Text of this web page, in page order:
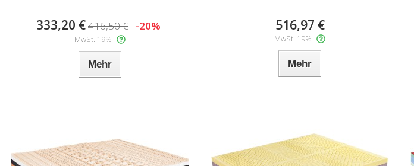
333,20 €416,50 € -20%
MwSt. 19%
Mehr
516,97 €
MwSt. 19%
Mehr